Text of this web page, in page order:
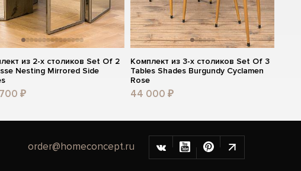
из 2-х столиков Set Of 2
Nesting Mirrored Side
₽
Комплект из 3-х столиков Set Of 3
Tables Shades Burgundy Cyclamen
Rose
44 000 ₽
order@homeconcept.ru